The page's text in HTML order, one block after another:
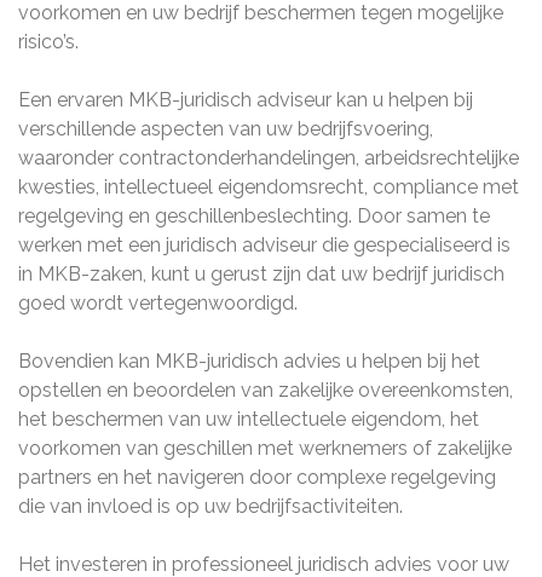
voorkomen en uw bedrijf beschermen tegen mogelijke
risico’s.
Een ervaren MKB-juridisch adviseur kan u helpen bij
verschillende aspecten van uw bedrijfsvoering,
waaronder contractonderhandelingen, arbeidsrechtelijke
kwesties, intellectueel eigendomsrecht, compliance met
regelgeving en geschillenbeslechting. Door samen te
werken met een juridisch adviseur die gespecialiseerd is
in MKB-zaken, kunt u gerust zijn dat uw bedrijf juridisch
goed wordt vertegenwoordigd.
Bovendien kan MKB-juridisch advies u helpen bij het
opstellen en beoordelen van zakelijke overeenkomsten,
het beschermen van uw intellectuele eigendom, het
voorkomen van geschillen met werknemers of zakelijke
partners en het navigeren door complexe regelgeving
die van invloed is op uw bedrijfsactiviteiten.
Het investeren in professioneel juridisch advies voor uw